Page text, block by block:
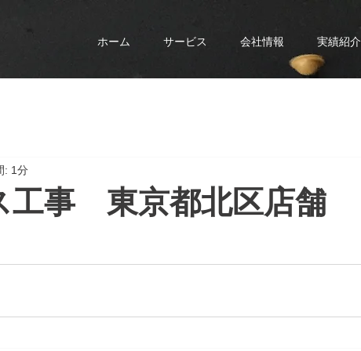
ホーム サービス 会社情報 実績紹介
工事 東京都北区店舗
: 1分